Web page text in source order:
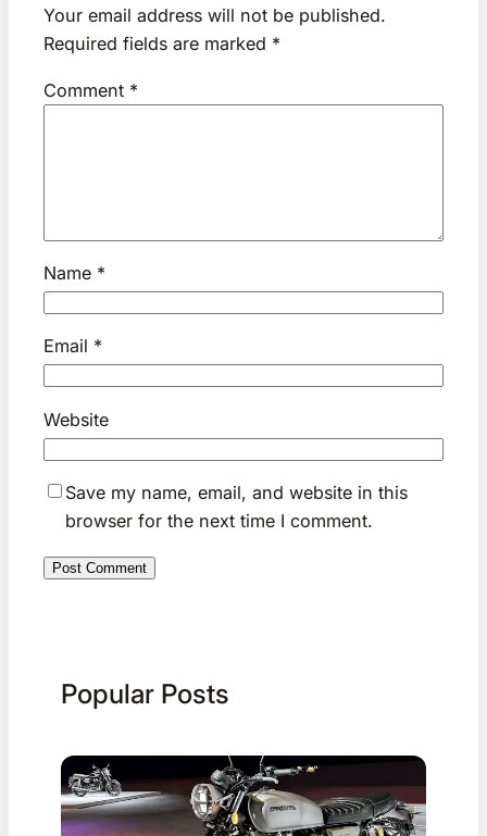
Your email address will not be published.
Required fields are marked *
Comment *
Name *
Email *
Website
Save my name, email, and website in this
browser for the next time I comment.
Popular Posts